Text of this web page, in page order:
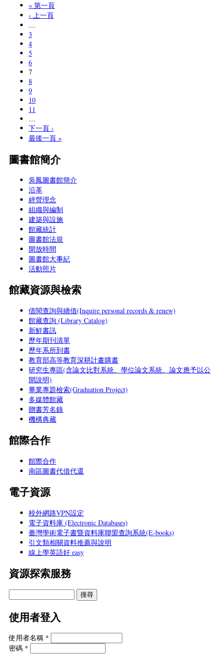
« 第一頁
‹ 上一頁
…
3
4
5
6
7
8
9
10
11
…
下一頁 ›
最後一頁 »
圖書館簡介
吳鳳圖書館簡介
沿革
經營理念
組織與編制
建築與設施
館藏統計
圖書館法規
開放時間
圖書館大事紀
活動照片
館藏資源與檢索
借閱查詢與續借(Inquire personal records & renew)
館藏查詢 (Library Catalog)
新鮮書訊
歷年期刊清單
歷年系所到書
教育部高等教育深耕計畫購書
研究生專區(含論文比對系統、學位論文系統、論文應予以公
開說明)
畢業專題檢索(Graduation Project)
多媒體館藏
贈書芳名錄
機構典藏
館際合作
館際合作
南區圖書代借代還
電子資源
校外網路VPN設定
電子資料庫 (Electronic Databases)
臺灣學術電子書暨資料庫聯盟查詢系統(E-books)
引文類相關資料推薦與說明
線上學英語好 easy
資源探索服務
使用者登入
使用者名稱 *
密碼 *